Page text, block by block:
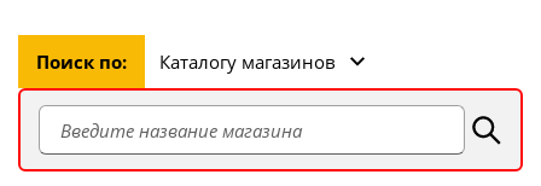
Поиск по: Каталогу магазинов